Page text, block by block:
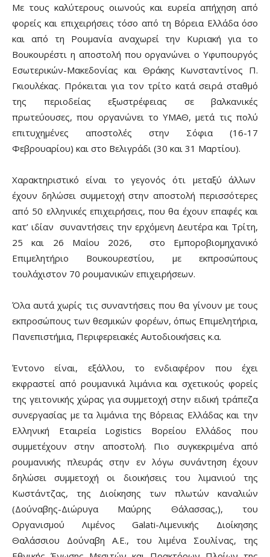
Με τους καλύτερους οιωνούς και ευρεία απήχηση από
φορείς και επιχειρήσεις τόσο από τη Βόρεια Ελλάδα όσο
και από τη Ρουμανία αναχωρεί την Κυριακή για το
Βουκουρέστι η αποστολή που οργανώνει ο Υφυπουργός
Εσωτερικών-Μακεδονίας και Θράκης Κωνσταντίνος Π.
Γκιουλέκας. Πρόκειται για τον τρίτο κατά σειρά σταθμό
της περιοδείας εξωστρέφειας σε βαλκανικές
πρωτεύουσες, που οργανώνει το ΥΜΑΘ, μετά τις πολύ
επιτυχημένες αποστολές στην Σόφια (16-17
Φεβρουαρίου) και στο Βελιγράδι (30 και 31 Μαρτίου).
Χαρακτηριστικό είναι το γεγονός ότι μεταξύ άλλων
έχουν δηλώσει συμμετοχή στην αποστολή περισσότερες
από 50 ελληνικές επιχειρήσεις, που θα έχουν επαφές και
κατ’ ιδίαν συναντήσεις την ερχόμενη Δευτέρα και Τρίτη,
25 και 26 Μαΐου 2026, στο Εμποροβιομηχανικό
Επιμελητήριο Βουκουρεστίου, με εκπροσώπους
τουλάχιστον 70 ρουμανικών επιχειρήσεων.
Όλα αυτά χωρίς τις συναντήσεις που θα γίνουν με τους
εκπροσώπους των θεσμικών φορέων, όπως Επιμελητήρια,
Πανεπιστήμια, Περιφερειακές Αυτοδιοικήσεις κ.α.
Έντονο είναι, εξάλλου, το ενδιαφέρον που έχει
εκφραστεί από ρουμανικά λιμάνια και σχετικούς φορείς
της γειτονικής χώρας για συμμετοχή στην ειδική τράπεζα
συνεργασίας με τα λιμάνια της Βόρειας Ελλάδας και την
Ελληνική Εταιρεία Logistics Βορείου Ελλάδος που
συμμετέχουν στην αποστολή. Πιο συγκεκριμένα από
ρουμανικής πλευράς στην εν λόγω συνάντηση έχουν
δηλώσει συμμετοχή οι διοικήσεις του λιμανιού της
Κωστάντζας, της Διοίκησης των πλωτών καναλιών
(Δούναβης-Διώρυγα Μαύρης Θάλασσας,), του
Οργανισμού Λιμένος Galati-Λιμενικής Διοίκησης
Θαλάσσιου Δούναβη Α.Ε., του λιμένα Σουλίνας, της